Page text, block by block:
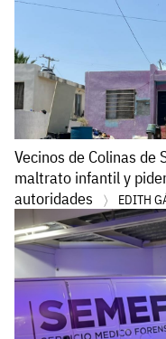
Vecinos de Colinas de
maltrato infantil y
autoridades
EDITH